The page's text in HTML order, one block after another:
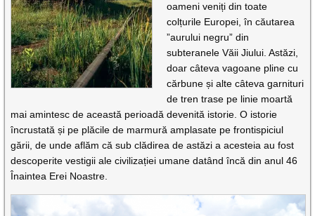
oameni veniți din toate
colțurile Europei, în căutarea
”aurului negru” din
subteranele Văii Jiului. Astăzi,
doar câteva vagoane pline cu
cărbune și alte câteva garnituri
de tren trase pe linie moartă
mai amintesc de această perioadă devenită istorie. O istorie
încrustată și pe plăcile de marmură amplasate pe frontispiciul
gării, de unde aflăm că sub clădirea de astăzi a acesteia au fost
descoperite vestigii ale civilizației umane datând încă din anul 46
Înaintea Erei Noastre.